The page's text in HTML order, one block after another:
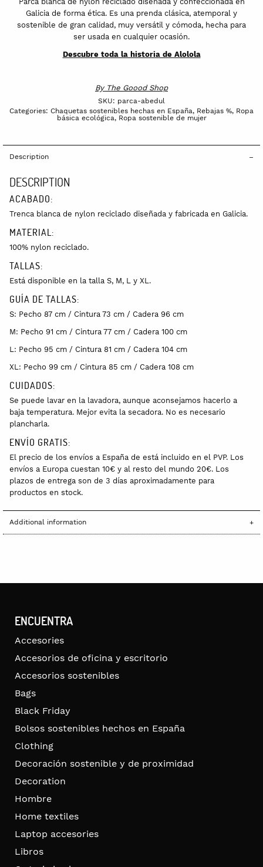
Galicia de forma ética. Es una prenda clásica, atemporal y
sostenible de gran calidad, muy versátil y cómoda, hecha para
ser usada en cualquier ocasión.
Descubre toda la historia de Alolola
By The Goood Shop
SKU: parca-abedul
Categories: Chaquetas sostenibles hechas en España, Rebajas %, Ropa
básica ecológica, Ropa sostenible de mujer
Description
DESCRIPTION
ACABADO:
Trenca blanca de nylon reciclado diseñada y fabricada en Galicia.
MATERIAL:
100% nylon reciclado.
TALLAS:
Está disponible en la talla S, M, L y XL.
GUÍA DE TALLAS:
S: Pecho 87 cm / Cintura 73 cm / Cadera 96 cm
M: Pecho 91 cm / Cintura 77 cm / Cadera 100 cm
L: Pecho 95 cm / Cintura 81 cm / Cadera 104 cm
XL: Pecho 99 cm / Cintura 85 cm / Cadera 108 cm
CUIDADOS:
Se puede lavar en la lavadora, aunque aconsejamos hacerlo a
baja temperatura. Mejor evita la secadora. No es necesario
plancharla.
ENVÍO GRATIS:
El precio de los envíos a España de está incluido en el PVP. Los
envíos a Europa cuestan 10€ y al resto del mundo 20€. Los
plazos de entrega son de 3 días aproximadamente para
productos en stock.
Additional information
ENCUENTRA
Accesories
Accesorios de oficina y escritorio
Accesorios sostenibles
Bags
Black Friday
Bolsos sostenibles hechos en España
Clothing
Decoración sostenible y de proximidad
Decoration
Hombre
Home textiles
Laptop accesories
Libros